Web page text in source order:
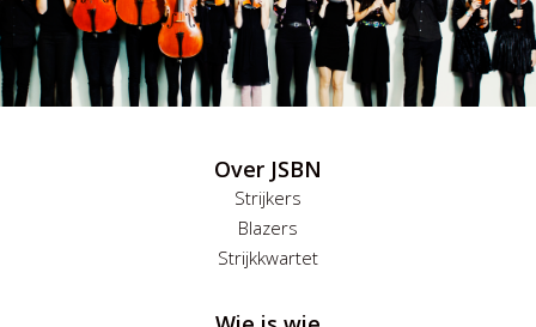
Over JSBN
Strijkers
Blazers
Strijkkwartet